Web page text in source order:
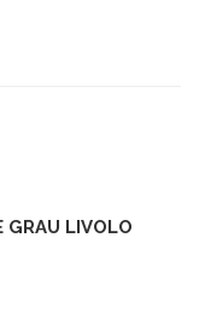
GRAU LIVOLO